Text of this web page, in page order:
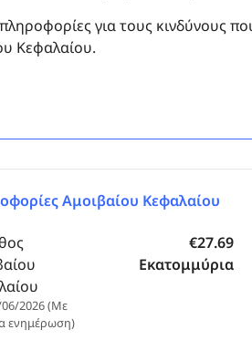
για τους κινδύνους
Κεφαλαίου.
Αμοιβαίου Κεφαλαίου
2026 (Με
ενημέρωση)
€27.69
Εκατομμύρια